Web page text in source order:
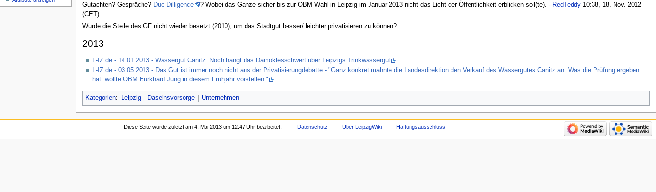
Gutachten? Gespräche? Due Dilligence ? Wobei das Ganze sicher bis zur OBM-Wahl in Leipzig im Januar 2013 nicht das Licht der Öffentlichkeit erblicken soll(te). --RedTeddy10:38, 18. Nov. 2012
(CET)
Wurde die Stelle des GF nicht wieder besetzt (2010), um das Stadtgut besser/ leichter privatisieren zu können?
2013
L-IZ.de - 14.01.2013 - Wassergut Canitz: Noch hängt das Damoklesschwert über Leipzigs Trinkwassergut
L-IZ.de - 03.05.2013 - Das Gut ist immer noch nicht aus der Privatisierungdebatte - "Ganz konkret mahnte die Landesdirektion den Verkauf des Wassergutes Canitz an. Was die Prüfung ergeben
hat, wollte OBM Burkhard Jung in diesem Frühjahr vorstellen."
Kategorien: Leipzig Daseinsvorsorge Unternehmen
Diese Seite wurde zuletzt am 4. Mai 2013 um 12:47 Uhr bearbeitet. Datenschutz Über LeipzigWiki Haftungsausschluss